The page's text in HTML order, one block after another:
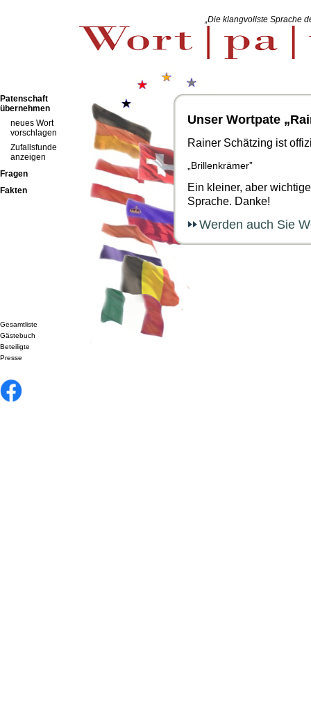
„Die klangvollste Sprache
Patenschaft
übernehmen
neues Wort
vorschlagen
Zufallsfunde
anzeigen
Fragen
Fakten
Gesamtliste
Gästebuch
Beteiligte
Presse
Unser Wortpate
Rainer Schätzing ist
„Brillenkrämer”
Ein kleiner, aber
Sprache. Danke!
Werden auch Sie